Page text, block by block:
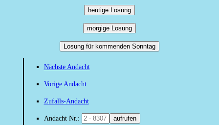
heutige Losung
morgige Losung
Losung für kommenden Sonntag
Nächste Andacht
Vorige Andacht
Zufalls-Andacht
Andacht Nr.: aufrufen